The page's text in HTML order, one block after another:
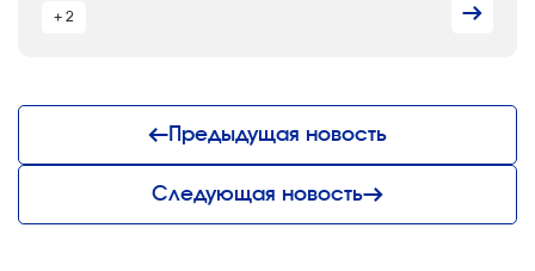
+ 2
Предыдущая новость
Следующая новость